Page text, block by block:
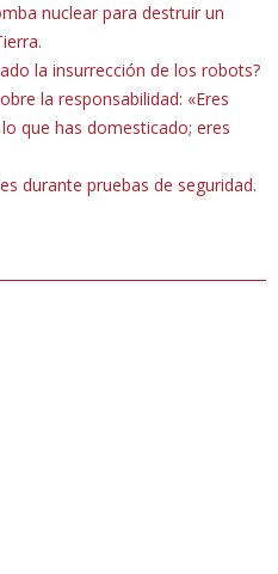
nuclear para destruir un
la insurrección de los robots?
la responsabilidad: «Eres
que has domesticado; eres
durante pruebas de seguridad.